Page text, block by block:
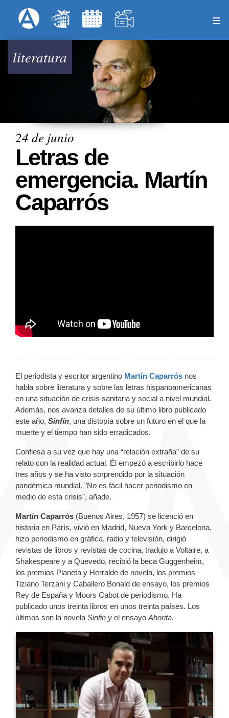
al
principal
Menú Superior
literatura
24 de junio
Letras de
emergencia. Martín
Caparrós
El periodista y escritor argentino Martín Caparrós nos
habla sobre literatura y sobre las letras hispanoamericanas
en una situación de crisis sanitaria y social a nivel mundial.
Además, nos avanza detalles de su último libro publicado
este año, Sinfín, una distopía sobre un futuro en el que la
muerte y el tiempo han sido erradicados.
Confiesa a su vez que hay una “relación extraña” de su
relato con la realidad actual. Él empezó a escribirlo hace
tres años y se ha visto sorprendido por la situación
pandémica mundial. "No es fácil hacer periodismo en
medio de esta crisis”, añade.
Martín Caparrós (Buenos Aires, 1957) se licenció en
historia en París, vivió en Madrid, Nueva York y Barcelona,
hizo periodismo en gráfica, radio y televisión, dirigió
revistas de libros y revistas de cocina, tradujo a Voltaire, a
Shakespeare y a Quevedo, recibió la beca Guggenheim,
los premios Planeta y Herralde de novela, los premios
Tiziano Terzani y Caballero Bonald de ensayo, los premios
Rey de España y Moors Cabot de periodismo. Ha
publicado unos treinta libros en unos treinta países. Los
últimos son la novela Sinfin y el ensayo Ahorita.